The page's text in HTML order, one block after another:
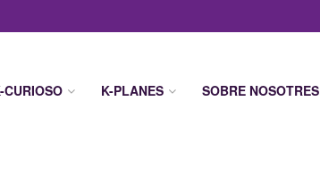
CURIOSO K-PLANES SOBRE NOSOTRES